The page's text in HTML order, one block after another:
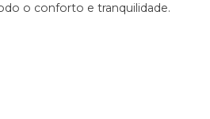
o conforto e tranquilidade.